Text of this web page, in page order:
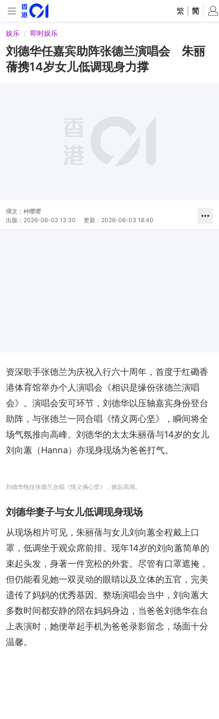
繁 简
娱乐 即时娱乐
刘德华任嘉宾助阵张德兰演唱会 朱丽
蒨携14岁女儿低调现身力撑
撰文： 种嘤嘤
出版： 2026-06-02 13:30 更新： 2026-06-03 18:40
资深歌手张德兰为庆祝入行六十周年，首度于红磡香
港体育馆举办个人演唱会《相识是缘份张德兰演唱
会》。演唱会安可环节，刘德华以压轴嘉宾身份登台
助阵，与张德兰一同合唱《情义两心坚》，瞬间将全
场气氛推向高峰。刘德华的太太朱丽蒨与14岁的女儿
刘向蕙（Hanna）亦现身现场为爸爸打气。
刘德华拖住张德兰合唱《情义俩心坚》，掀起高潮。
刘德华妻子与女儿低调现身现场
从现场相片可见，朱丽蒨与女儿刘向蕙全程戴上口
罩，低调坐于观众席前排。现年14岁的刘向蕙简单的
束起头发，身著一件宽松的外套。尽管有口罩遮掩，
但仍能看见她一双灵动的眼睛以及立体的五官，完美
遗传了妈妈的优秀基因。整场演唱会当中，刘向蕙大
多数时间都安静的陪在妈妈身边，当爸爸刘德华在台
上表演时，她便举起手机为爸爸录影留念，场面十分
温馨。